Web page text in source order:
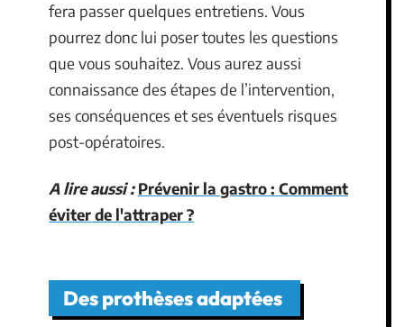
fera passer quelques entretiens. Vous
pourrez donc lui poser toutes les questions
que vous souhaitez. Vous aurez aussi
connaissance des étapes de l’intervention,
ses conséquences et ses éventuels risques
post-opératoires.
A lire aussi : Prévenir la gastro : Comment
éviter de l'attraper ?
Des prothèses adaptées